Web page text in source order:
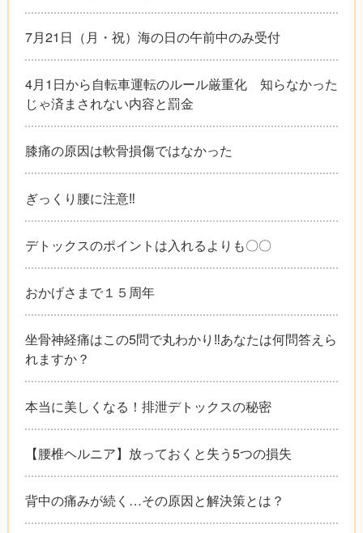
7月21日（月・祝）海の日の午前中のみ受付
4月1日から自転車運転のルール厳重化 知らなかった
じゃ済まされない内容と罰金
膝痛の原因は軟骨損傷ではなかった
ぎっくり腰に注意‼︎
デトックスのポイントは入れるよりも〇〇
おかげさまで１５周年
坐骨神経痛はこの5問で丸わかり‼︎あなたは何問答えら
れますか？
本当に美しくなる！排泄デトックスの秘密
【腰椎ヘルニア】放っておくと失う5つの損失
背中の痛みが続く…その原因と解決策とは？